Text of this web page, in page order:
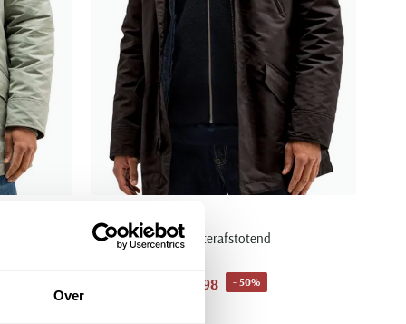
Over
parkajas bruin waterafstotend
€ 209,98 - 50%